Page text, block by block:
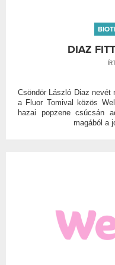
DIAZ
Csöndör László Diaz
a Fluor Tomival közös
hazai popzene csúcsán
magából a